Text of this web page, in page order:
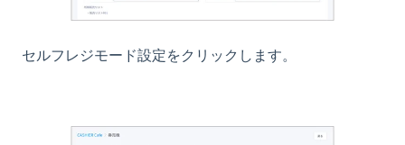
セルフレジモード設定をクリックします。